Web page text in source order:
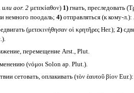
или aor. 2μετεκίαθον) 1)гнать, преследовать
немного поодаль; 4)отправляться (к кому-л.):
(μετεκινήθησαν οἱ κρητῆρες Her.); 2)
перемещение Arst., Plut.
(νόμοι Solon ap. Plut.).
сетовать, оплакивать (τὸν ἑαυτοῦ βίον